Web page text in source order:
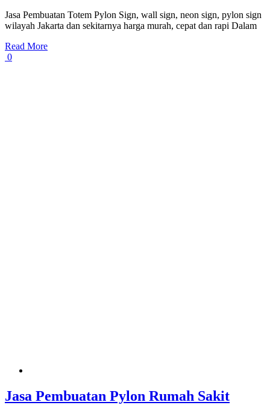
Jasa Pembuatan Totem Pylon Sign, wall sign, neon sign, pylon sign
wilayah Jakarta dan sekitarnya harga murah, cepat dan rapi Dalam
Read More
0
Jasa Pembuatan Pylon Rumah Sakit